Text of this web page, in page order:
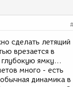
сделать летящий
врезается в
глубокую ямку...
много - есть
динамика в